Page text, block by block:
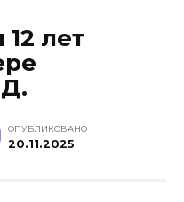
лет
ОПУБЛИКОВАНО
20.11.2025